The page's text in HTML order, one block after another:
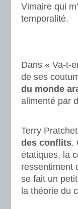
Vimaire qui
temporalité.
Dans « Va-t-
de ses
du monde
alimenté par
Terry
des conflits.
étatiques, la
ressentiment
se fait un
la théorie du